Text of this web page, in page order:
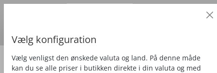
Save Kapsav system
Vælg konfiguration
Vælg venligst den ønskede valuta og land. På denne måde
kan du se alle priser i butikken direkte i din valuta og med